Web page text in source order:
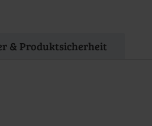
& Produktsicherheit